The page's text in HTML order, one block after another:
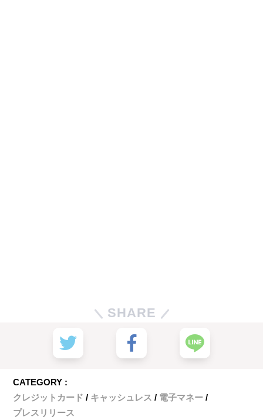
SHARE
CATEGORY :
クレジットカード
キャッシュレス
電子マネー
プレスリリース